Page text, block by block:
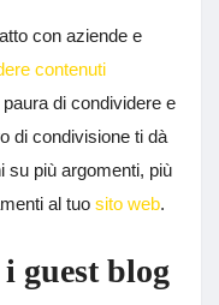
con aziende e
contenuti
di condividere e
di condivisione ti dà
su più argomenti, più
al tuo sito web.
guest blog